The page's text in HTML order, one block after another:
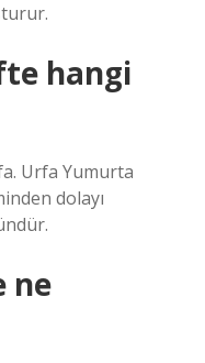
hangi
Urfa Yumurta
dolayı
ne